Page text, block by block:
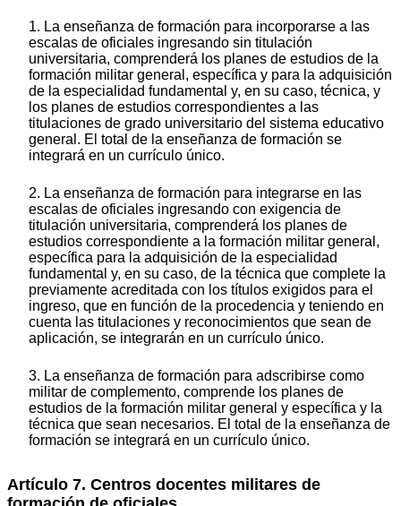
1. La enseñanza de formación para incorporarse a las
escalas de oficiales ingresando sin titulación
universitaria, comprenderá los planes de estudios de la
formación militar general, específica y para la adquisición
de la especialidad fundamental y, en su caso, técnica, y
los planes de estudios correspondientes a las
titulaciones de grado universitario del sistema educativo
general. El total de la enseñanza de formación se
integrará en un currículo único.
2. La enseñanza de formación para integrarse en las
escalas de oficiales ingresando con exigencia de
titulación universitaria, comprenderá los planes de
estudios correspondiente a la formación militar general,
específica para la adquisición de la especialidad
fundamental y, en su caso, de la técnica que complete la
previamente acreditada con los títulos exigidos para el
ingreso, que en función de la procedencia y teniendo en
cuenta las titulaciones y reconocimientos que sean de
aplicación, se integrarán en un currículo único.
3. La enseñanza de formación para adscribirse como
militar de complemento, comprende los planes de
estudios de la formación militar general y específica y la
técnica que sean necesarios. El total de la enseñanza de
formación se integrará en un currículo único.
Artículo 7. Centros docentes militares de